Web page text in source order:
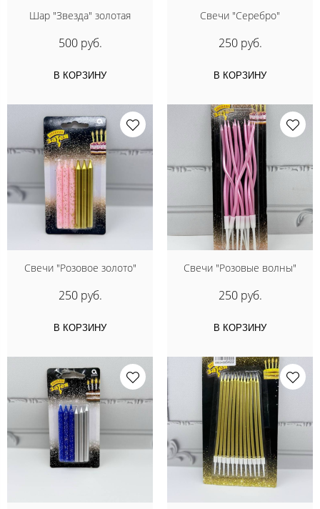
Шар "Звезда" золотая
500 руб.
В КОРЗИНУ
Свечи "Серебро"
250 руб.
В КОРЗИНУ
Свечи "Розовое золото"
250 руб.
В КОРЗИНУ
Свечи "Розовые волны"
250 руб.
В КОРЗИНУ